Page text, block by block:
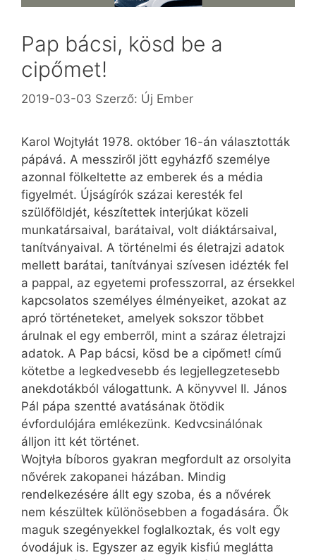
Pap bácsi, kösd be a
cipőmet!
2019-03-03 Szerző: Új Ember
Karol Wojtyłát 1978. október 16-án választották
pápává. A messziről jött egyházfő személye
azonnal fölkeltette az emberek és a média
figyelmét. Újságírók százai keresték fel
szülőföldjét, készítettek interjúkat közeli
munkatársaival, barátaival, volt diáktársaival,
tanítványaival. A történelmi és életrajzi adatok
mellett barátai, tanítványai szívesen idézték fel
a pappal, az egyetemi professzorral, az érsekkel
kapcsolatos személyes élményeiket, azokat az
apró történeteket, amelyek sokszor többet
árulnak el egy emberről, mint a száraz életrajzi
adatok. A Pap bácsi, kösd be a cipőmet! című
kötetbe a legkedvesebb és legjellegzetesebb
anekdotákból válogattunk. A könyvvel II. János
Pál pápa szentté avatásának ötödik
évfordulójára emlékezünk. Kedvcsinálónak
álljon itt két történet.
Wojtyła bíboros gyakran megfordult az orsolyita
nővérek zakopanei házában. Mindig
rendelkezésére állt egy szoba, és a nővérek
nem készültek különösebben a fogadására. Ők
maguk szegényekkel foglalkoztak, és volt egy
óvodájuk is. Egyszer az egyik kisfiú meglátta